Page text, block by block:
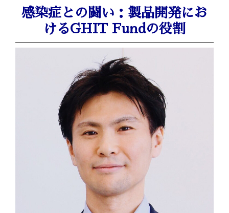
感染症との闘い：製品開発にお
けるGHIT Fundの役割